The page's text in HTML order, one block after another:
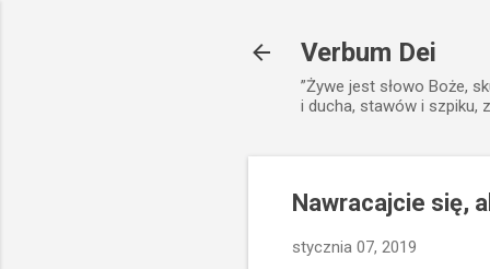
Verbum Dei
”Żywe jest słowo Boże,
i ducha, stawów i szpiku,
Nawracajcie się,
stycznia 07, 2019